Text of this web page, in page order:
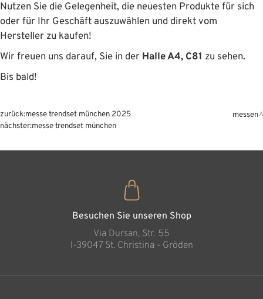
Nutzen Sie die Gelegenheit, die neuesten Produkte für sich
oder für Ihr Geschäft auszuwählen und direkt vom
Hersteller zu kaufen!
Wir freuen uns darauf, Sie in der Halle A4, C81 zu sehen.
Bis bald!
zurück:messe trendset münchen 2025
nächster:messe trendset münchen
messen
Besuchen Sie unseren Shop
Via Dursan, Str. 55
l-39047 St. Christina - Gröden